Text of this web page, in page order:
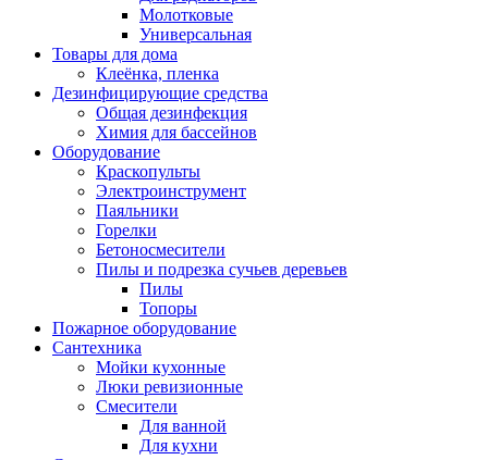
Молотковые
Универсальная
Товары для дома
Клеёнка, пленка
Дезинфицирующие средства
Общая дезинфекция
Химия для бассейнов
Оборудование
Краскопульты
Электроинструмент
Паяльники
Горелки
Бетоносмесители
Пилы и подрезка сучьев деревьев
Пилы
Топоры
Пожарное оборудование
Сантехника
Мойки кухонные
Люки ревизионные
Смесители
Для ванной
Для кухни